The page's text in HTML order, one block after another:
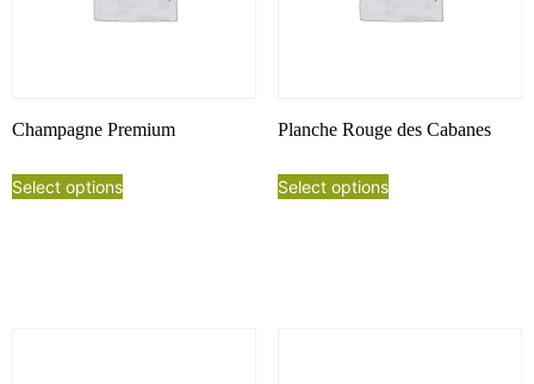
Champagne Premium
Select options
Planche Rouge des Cabanes
Select options